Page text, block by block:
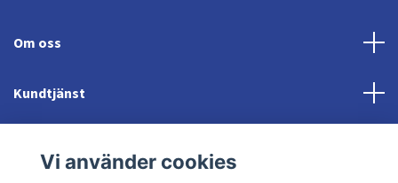
Om oss
Kundtjänst
Vi använder cookies